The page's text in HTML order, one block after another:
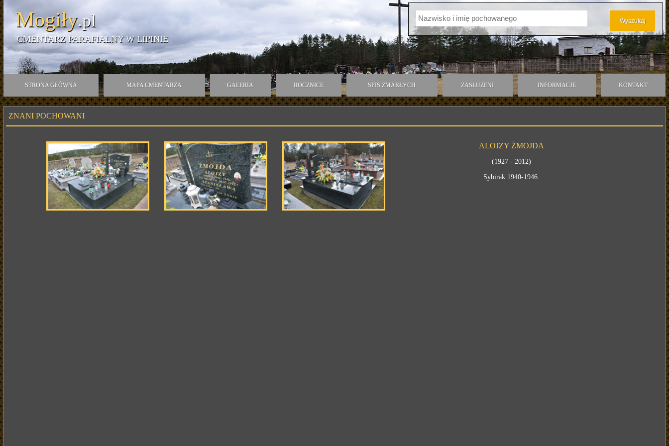
Mogiły.pl
CMENTARZ PARAFIALNY W LIPINIE
STRONA GŁÓWNA MAPA CMENTARZA GALERIA ROCZNICE SPIS ZMARŁYCH ZASŁUŻENI INFORMACJE KONTAKT
ZNANI POCHOWANI
ALOJZY ŻMOJDA
(1927 - 2012)
Sybirak 1940-1946.